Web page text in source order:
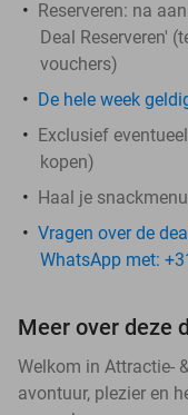
Reserveren: na
Deal Reserveren'
vouchers)
De hele week
Exclusief
kopen)
Haal je
Vragen over de
WhatsApp met:
Meer over deze
Welkom in Attractie-
avontuur, plezier en